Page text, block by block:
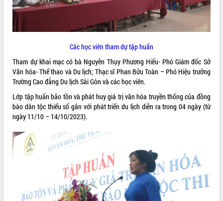
Các học viên tham dự tập huấn
Tham dự khai mạc có bà Nguyễn Thụy Phương Hiếu- Phó Giám đốc Sở
Văn hóa- Thể thao và Du lịch; Thạc sĩ Phan Bửu Toàn – Phó Hiệu trưởng
Trường Cao đẳng Du lịch Sài Gòn và các học viên.
Lớp tập huấn bảo tồn và phát huy giá trị văn hóa truyền thống của đồng
bào dân tộc thiểu số gắn với phát triển du lịch diễn ra trong 04 ngày (từ
ngày 11/10 – 14/10/2023).